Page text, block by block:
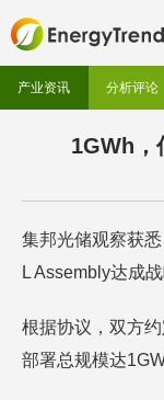
产业资讯 分析评论
1GWh，
集邦光储观察获
L Assembly达成
根据协议，双方
部署总规模达